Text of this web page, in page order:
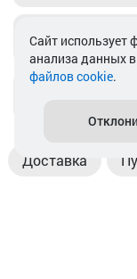
Telegram
Доставка
Cайт использует
анализа данных в
файлов cookie.